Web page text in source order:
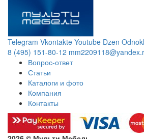
Telegram Vkontakte Youtube Dzen
8 (495) 151-80-12
Вопрос-ответ
Статьи
Каталоги и фото
Компания
Контакты